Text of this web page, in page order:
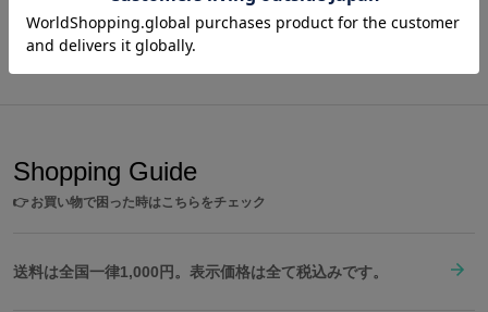
商品をもっと見る
Shopping Guide
👉お買い物で困った時はこちらをチェック
送料は全国一律1,000円。表示価格は全て税込みです。